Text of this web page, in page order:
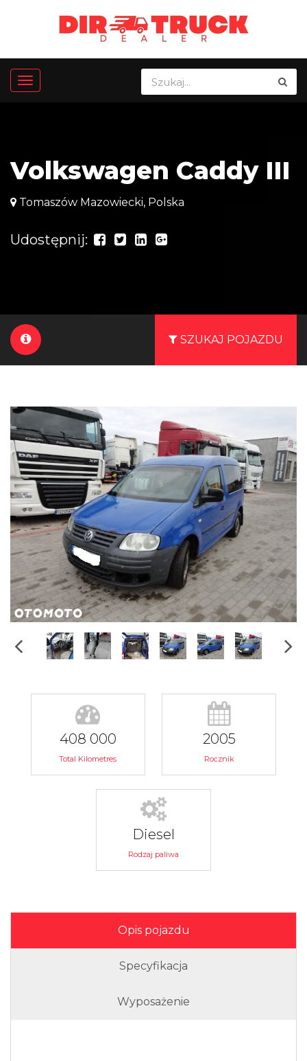
Volkswagen Caddy III
Tomaszów Mazowiecki, Polska
Udostępnij:
SZUKAJ POJAZDU
408 000
Total Kilometres
2005
Rocznik
Diesel
Rodzaj paliwa
Opis pojazdu
Specyfikacja
Wyposażenie